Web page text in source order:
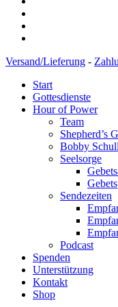
Versand/Lieferung -
Start
Gottesdienste
Hour of Power
Team
Shepherd’s
Bobby
Seelsorge
Sendezeiten
Podcast
Spenden
Unterstützung
Kontakt
Shop